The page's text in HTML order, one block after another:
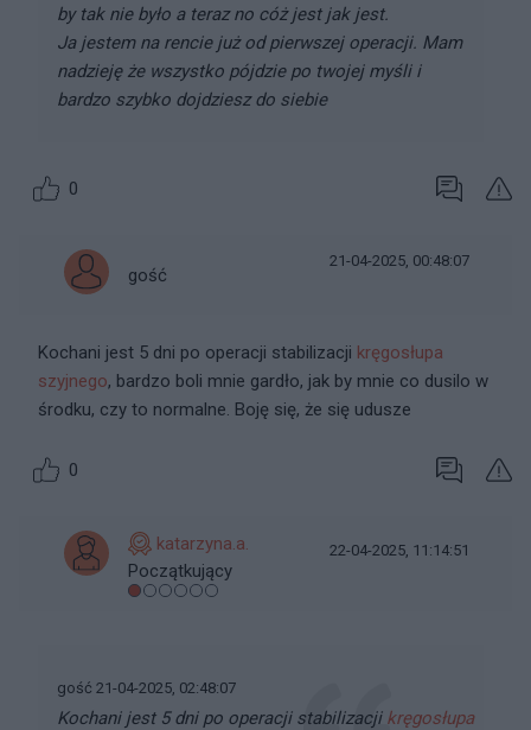
by tak nie było a teraz no cóż jest jak jest.
Ja jestem na rencie już od pierwszej operacji. Mam
nadzieję że wszystko pójdzie po twojej myśli i
bardzo szybko dojdziesz do siebie
0
gość
21-04-2025, 00:48:07
Kochani jest 5 dni po operacji stabilizacji kręgosłupa
szyjnego, bardzo boli mnie gardło, jak by mnie co dusilo w
środku, czy to normalne. Boję się, że się udusze
0
katarzyna.a.
Początkujący
22-04-2025, 11:14:51
gość 21-04-2025, 02:48:07
Kochani jest 5 dni po operacji stabilizacji kręgosłupa